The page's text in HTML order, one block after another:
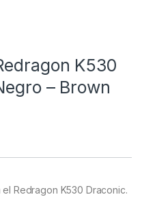
K530
– Brown
Redragon K530 Draconic.